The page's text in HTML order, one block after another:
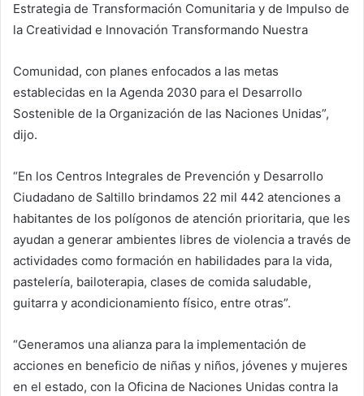
Estrategia de Transformación Comunitaria y de Impulso de
la Creatividad e Innovación Transformando Nuestra
Comunidad, con planes enfocados a las metas
establecidas en la Agenda 2030 para el Desarrollo
Sostenible de la Organización de las Naciones Unidas”,
dijo.
“En los Centros Integrales de Prevención y Desarrollo
Ciudadano de Saltillo brindamos 22 mil 442 atenciones a
habitantes de los polígonos de atención prioritaria, que les
ayudan a generar ambientes libres de violencia a través de
actividades como formación en habilidades para la vida,
pastelería, bailoterapia, clases de comida saludable,
guitarra y acondicionamiento físico, entre otras”.
“Generamos una alianza para la implementación de
acciones en beneficio de niñas y niños, jóvenes y mujeres
en el estado, con la Oficina de Naciones Unidas contra la